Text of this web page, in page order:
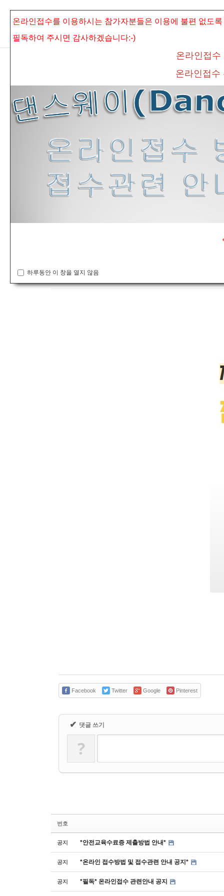
Facebook Twitter Google Pinterest
✔ 댓글 쓰기
?
번호
공지 *안전교육수료증 제출방법 안내*
공지 *온라인 접수방법 및 접수관련 안내 공지*
공지 *필독* 온라인접수 관련안내 공지
온라인접수를 이용하시는 참가자분들은 이용에 불편 없도록
필독하여 주시면 감사하겠습니다:-)
온라인접수
온라인접
하루동안 이 창을 열지 않음
Sketchbook5, 스케치북5
Sketchbook5, 스케치북5